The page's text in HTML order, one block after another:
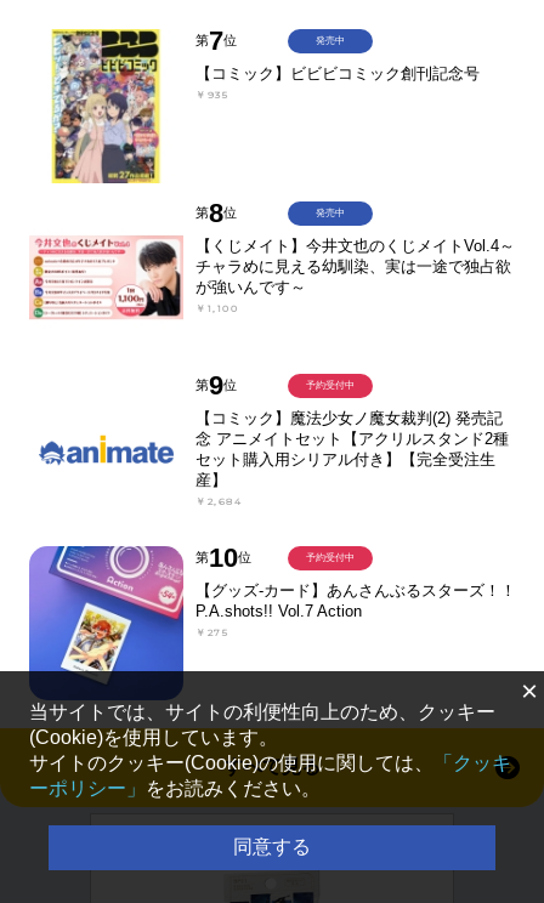
第7位
【コミック】ビビビコミック創刊記念号
￥935
発売中
第8位
【くじメイト】今井文也のくじメイトVol.4～
チャラめに見える幼馴染、実は一途で独占欲
が強いんです～
￥1,100
発売中
第9位
【コミック】魔法少女ノ魔女裁判(2) 発売記
念 アニメイトセット【アクリルスタンド2種
セット購入用シリアル付き】【完全受注生
産】
￥2,684
予約受付中
第10位
【グッズ-カード】あんさんぶるスターズ！！
P.A.shots!! Vol.7 Action
￥275
予約受付中
すべて見る
×
当サイトでは、サイトの利便性向上のため、クッキー
(Cookie)を使用しています。
サイトのクッキー(Cookie)の使用に関しては、
「クッキ
ーポリシー」
をお読みください。
同意する